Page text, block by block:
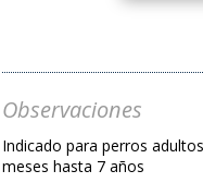
Observaciones
Indicado para perros
meses hasta 7 años